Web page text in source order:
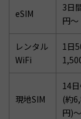
eSIM
3日
円〜
レンタル
WiFi
1日
現地SIM
14
(約
円)〜